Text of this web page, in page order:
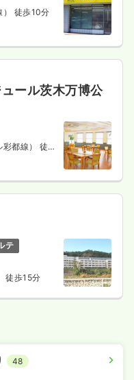
） 徒歩10分
ール茨木万博公
都線） 徒歩
テ
徒歩15分
48